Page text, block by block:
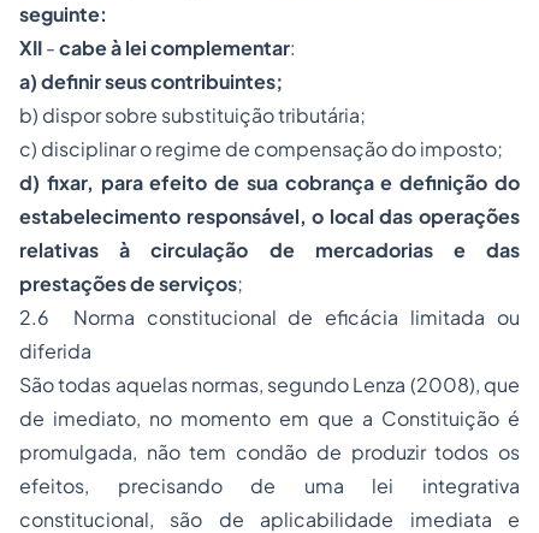
seguinte:
XII-cabe à lei complementar:
a) definir seus contribuintes;
b) dispor sobre substituição tributária;
c) disciplinar o regime de compensação do imposto;
d) fixar, para efeito de sua cobrança e definição do
estabelecimento responsável, o local das operações
relativas à circulação de mercadorias e das
prestações de serviços;
2.6 Norma constitucional de eficácia limitada ou
diferida
São todas aquelas normas, segundo Lenza (2008), que
de imediato, no momento em que a Constituição é
promulgada, não tem condão de produzir todos os
efeitos, precisando de uma lei integrativa
constitucional, são de aplicabilidade imediata e